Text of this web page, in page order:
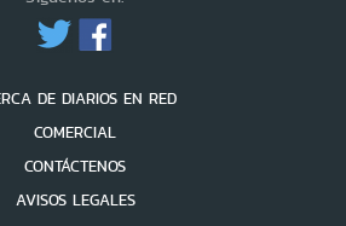
DE DIARIOS EN RED
COMERCIAL
CONTÁCTENOS
AVISOS LEGALES